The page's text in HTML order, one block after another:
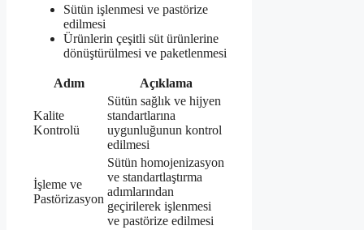
Sütün işlenmesi ve pastörize
edilmesi
Ürünlerin çeşitli süt ürünlerine
dönüştürülmesi ve paketlenmesi
Adım Açıklama
Kalite
Kontrolü
Sütün sağlık ve hijyen
standartlarına
uygunluğunun kontrol
edilmesi
İşleme ve
Pastörizasyon
Sütün homojenizasyon
ve standartlaştırma
adımlarından
geçirilerek işlenmesi
ve pastörize edilmesi